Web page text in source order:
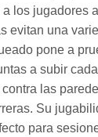
los jugadores
evitan una
pone a
a subir
las
Su
para